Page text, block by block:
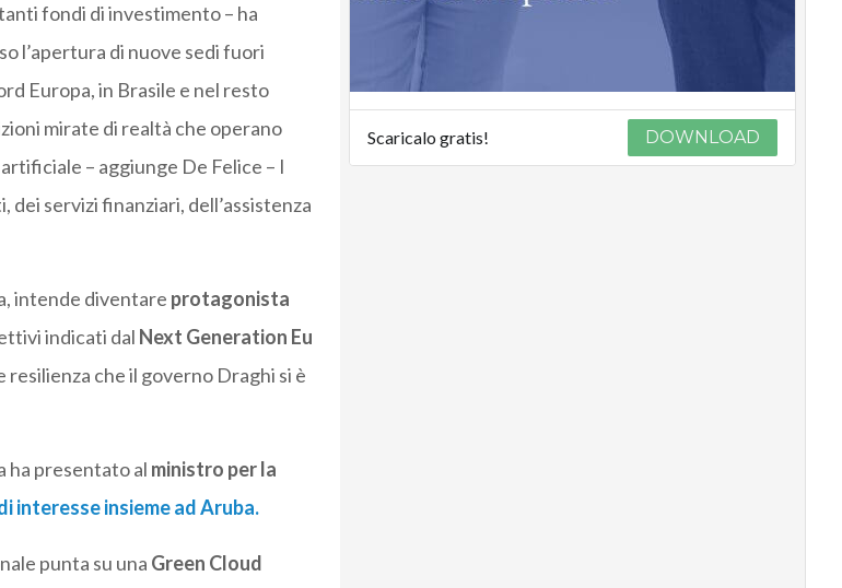
fondi di investimento – ha
l’apertura di nuove sedi fuori
Europa, in Brasile e nel resto
mirate di realtà che operano
– aggiunge De Felice – I
servizi finanziari, dell’assistenza
intende diventare protagonista
indicati dal Next Generation Eu
che il governo Draghi si è
ha presentato al ministro per la
interesse insieme ad Aruba.
punta su una Green Cloud
Scaricalo gratis! DOWNLOAD